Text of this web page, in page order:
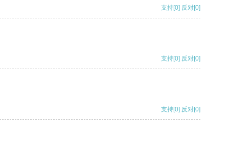
支持[0] 反对[0]
支持[0] 反对[0]
支持[0] 反对[0]